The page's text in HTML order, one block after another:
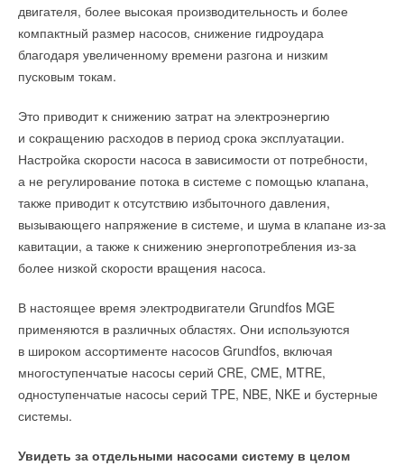
двигателя, более высокая производительность и более
компактный размер насосов, снижение гидроудара
благодаря увеличенному времени разгона и низким
пусковым токам.
Это приводит к снижению затрат на электроэнергию
и сокращению расходов в период срока эксплуатации.
Настройка скорости насоса в зависимости от потребности,
а не регулирование потока в системе с помощью клапана,
также приводит к отсутствию избыточного давления,
вызывающего напряжение в системе, и шума в клапане из-за
кавитации, а также к снижению энергопотребления из-за
более низкой скорости вращения насоса.
В настоящее время электродвигатели Grundfos MGE
применяются в различных областях. Они используются
в широком ассортименте насосов Grundfos, включая
многоступенчатые насосы серий CRE, CME, MTRE,
одноступенчатые насосы серий TPE, NBE, NKE и бустерные
системы.
Увидеть за отдельными насосами систему в целом